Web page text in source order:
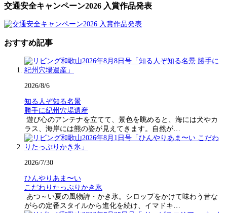
交通安全キャンペーン2026 入賞作品発表
おすすめ記事
2026/8/6
知る人ぞ知る名景
勝手に紀州穴場遺産
遊び心のアンテナを立てて、景色を眺めると、海には犬やカ
ラス、海岸には熊の姿が見えてきます。自然が…
2026/7/30
ひんやりあま〜い
こだわりたっぷりかき氷
あつ～い夏の風物詩・かき氷。シロップをかけて味わう昔な
がらの定番スタイルから進化を続け、イマドキ…